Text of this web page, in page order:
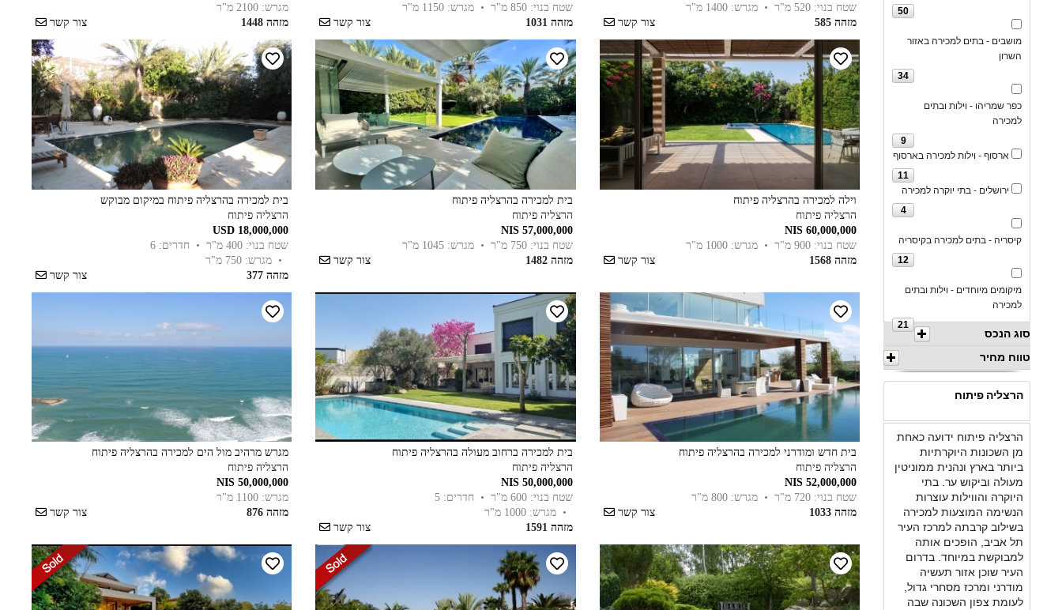
50
מושבים - בתים למכירה באזור
השרון
34
כפר שמריהו - וילות ובתים
למכירה
9
ארסוף - וילות למכירה בארסוף
11
ירושלים - בתי יוקרה למכירה
4
קיסריה - בתים למכירה בקיסריה
12
מיקומים מיוחדים - וילות ובתים
למכירה
21
סוג הנכס
טווח מחיר
הרצליה פיתוח
הרצליה פיתוח ידועה כאחת
מן השכונות היוקרתיות
ביותר בארץ ונהנית ממוניטין
מעולה וביקוש ער. בתי
היוקרה והווילות עוצרות
הנשימה המוצעות למכירה
בשילוב קרבתה למרכז העיר
תל אביב, הופכים אותה
למבוקשת במיוחד. בדרום
העיר שוכן אזור תעשיה
מודרני ומרכז מסחרי גדול,
לעומת צפון השכונה שבה
שטח בנוי: 520 מ"ר
• מגרש: 1400 מ"ר
מזהה 585
צור קשר
שטח בנוי: 850 מ"ר
• מגרש: 1150 מ"ר
מזהה 1031
צור קשר
מגרש: 2100 מ"ר
מזהה 1448
צור קשר
וילה למכירה בהרצליה פיתוח
הרצליה פיתוח
60,000,000 NIS
שטח בנוי: 900 מ"ר
• מגרש: 1000 מ"ר
מזהה 1568
צור קשר
בית למכירה בהרצליה פיתוח
הרצליה פיתוח
57,000,000 NIS
שטח בנוי: 750 מ"ר
• מגרש: 1045 מ"ר
מזהה 1482
צור קשר
בית למכירה בהרצליה פיתוח במיקום מבוקש
הרצליה פיתוח
USD 18,000,000
שטח בנוי: 400 מ"ר
• חדרים: 6
• מגרש: 750 מ"ר
מזהה 377
צור קשר
בית חדש ומודרני למכירה בהרצליה פיתוח
הרצליה פיתוח
52,000,000 NIS
שטח בנוי: 720 מ"ר
• מגרש: 800 מ"ר
מזהה 1033
צור קשר
בית למכירה ברחוב מעולה בהרצליה פיתוח
הרצליה פיתוח
50,000,000 NIS
שטח בנוי: 600 מ"ר
• חדרים: 5
• מגרש: 1000 מ"ר
מזהה 1591
צור קשר
מגרש מרהיב מול הים למכירה בהרצליה פיתוח
הרצליה פיתוח
50,000,000 NIS
מגרש: 1100 מ"ר
מזהה 876
צור קשר